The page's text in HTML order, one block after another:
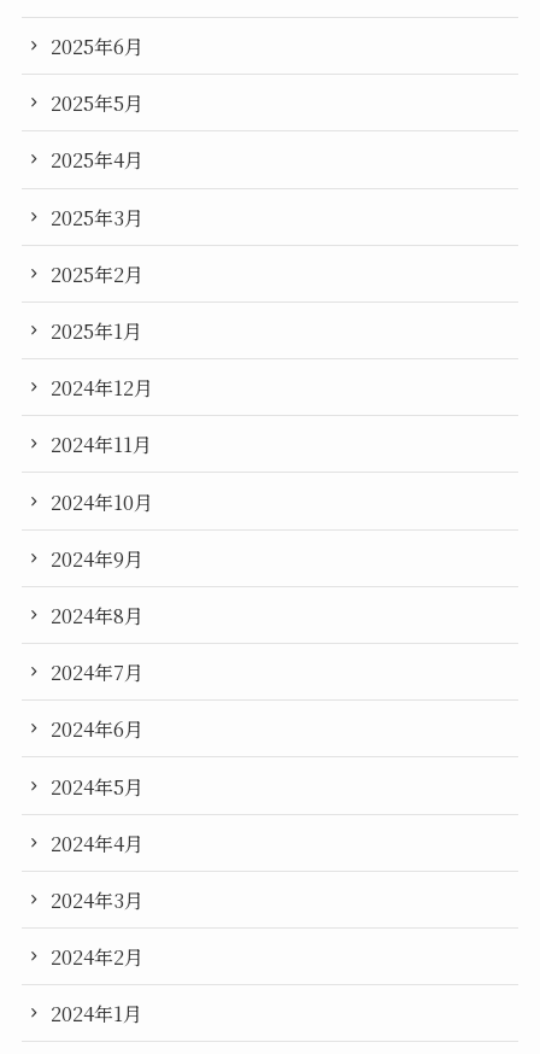
2025年6月
2025年5月
2025年4月
2025年3月
2025年2月
2025年1月
2024年12月
2024年11月
2024年10月
2024年9月
2024年8月
2024年7月
2024年6月
2024年5月
2024年4月
2024年3月
2024年2月
2024年1月